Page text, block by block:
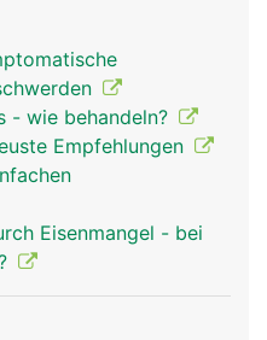
die Harnleiter
die Harnblase zur
zur
- wie behandeln?
Empfehlungen
Eisenmangel - bei